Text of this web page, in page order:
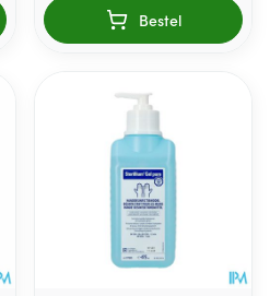
Bestel